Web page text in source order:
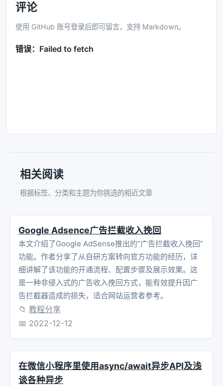
评论
使用 GitHub 账号登录后即可留言，支持 Markdown。
相关阅读
根据标签、分类和主题为你挑选的相近文章
Google Adsence广告拦截收入挽回
本文介绍了Google AdSense推出的“广告拦截收入挽回”
功能。作者分享了从自研方案转向官方功能的经历，详
细讲解了该功能的开通流程、配置步骤及展示效果。这
是一种非侵入式的广告收入挽回方式，能有效提升因广
告拦截器造成的损失，适合网站运营者参考。
📁 教程分享
📅 2022-12-12
在微信小程序里使用async/await异步API及浅
谈各种异步